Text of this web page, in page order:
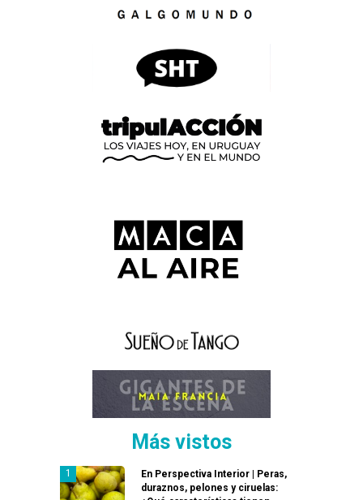
Más vistos
En Perspectiva Interior | Peras,
duraznos, pelones y ciruelas: